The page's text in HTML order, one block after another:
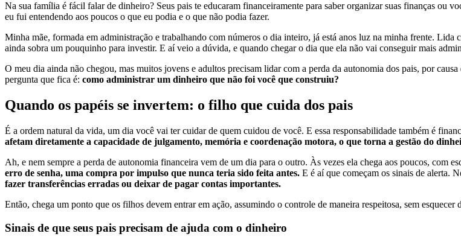
Na sua família é fácil falar de dinheiro? Seus pais te educaram financeiramente para saber organizar suas finanças ou
eu fui entendendo aos poucos o que eu podia e o que não podia fazer.
Minha mãe, formada em administração e trabalhando com números o dia inteiro, já está anos luz na minha frente. Lida
ainda sobra um pouquinho para investir. E aí veio a dúvida, e quando chegar o dia que ela não vai conseguir mais
O meu dia ainda não chegou, mas muitos jovens e adultos precisam lidar com a perda da autonomia dos pais, por
pergunta que fica é: como administrar um dinheiro que não foi você que construiu?
Quando os papéis se invertem: o filho que cuida dos pais
É a ordem natural da vida, um dia você vai ter cuidar de quem cuidou de você. E essa responsabilidade também é
afetam diretamente a capacidade de julgamento, memória e coordenação motora, o que torna a gestão do
Ah, e nem sempre a perda de autonomia financeira vem de um dia para o outro. Às vezes ela chega aos poucos, com
erro de senha, uma compra por impulso que nunca teria sido feita antes. E é aí que começam os sinais de alerta.
fazer transferências erradas ou deixar de pagar contas importantes.
Então, chega um ponto que os filhos devem entrar em ação, assumindo o controle de maneira respeitosa, sem esquecer
Sinais de que seus pais precisam de ajuda com o dinheiro